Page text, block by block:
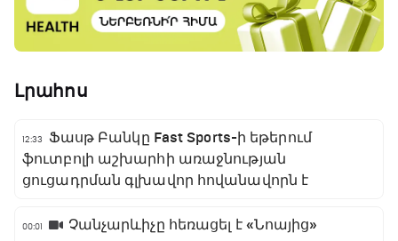
Լրահոս
12:33
Ֆասթ Բանկը Fast Sports-ի եթերում
ֆուտբոլի աշխարհի առաջնության
ցուցադրման գլխավոր հովանավորն է
00:01 Չանչարևիչը հեռացել է «Նոայից»